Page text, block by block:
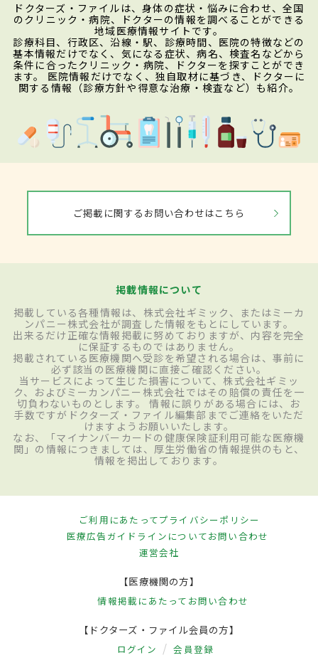
ドクターズ・ファイルは、身体の症状・悩みに合わせ、全国
のクリニック・病院、ドクターの情報を調べることができる
地域医療情報サイトです。
診療科目、行政区、沿線・駅、診療時間、医院の特徴などの
基本情報だけでなく、気になる症状、病名、検査名などから
条件に合ったクリニック・病院、ドクターを探すことができ
ます。 医院情報だけでなく、独自取材に基づき、ドクターに
関する情報（診療方針や得意な治療・検査など）も紹介。
ご掲載に関するお問い合わせはこちら
掲載情報について
掲載している各種情報は、株式会社ギミック、またはミーカ
ンパニー株式会社が調査した情報をもとにしています。
出来るだけ正確な情報掲載に努めておりますが、内容を完全
に保証するものではありません。
掲載されている医療機関へ受診を希望される場合は、事前に
必ず該当の医療機関に直接ご確認ください。
当サービスによって生じた損害について、株式会社ギミッ
ク、およびミーカンパニー株式会社ではその賠償の責任を一
切負わないものとします。 情報に誤りがある場合には、お
手数ですがドクターズ・ファイル編集部までご連絡をいただ
けますようお願いいたします。
なお、「マイナンバーカードの健康保険証利用可能な医療機
関」の情報につきましては、厚生労働省の情報提供のもと、
情報を掲出しております。
ご利用にあたってプライバシーポリシー
医療広告ガイドラインについてお問い合わせ
運営会社
【医療機関の方】
情報掲載にあたって お問い合わせ
【ドクターズ・ファイル会員の方】
ログイン 会員登録